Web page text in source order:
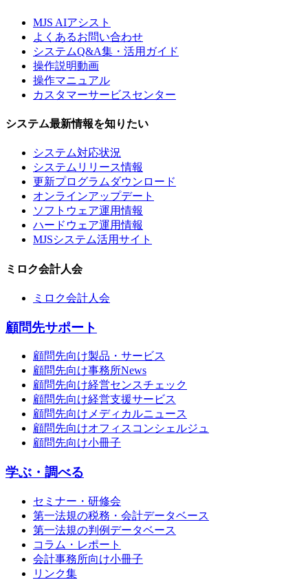
MJS AIアシスト
よくあるお問い合わせ
システムQ&A集・活用ガイド
操作説明動画
操作マニュアル
カスタマーサービスセンター
システム最新情報を知りたい
システム対応状況
システムリリース情報
更新プログラムダウンロード
オンラインアップデート
ソフトウェア運用情報
ハードウェア運用情報
MJSシステム活用サイト
ミロク会計人会
ミロク会計人会
顧問先サポート
顧問先向け製品・サービス
顧問先向け事務所News
顧問先向け経営センスチェック
顧問先向け経営支援サービス
顧問先向けメディカルニュース
顧問先向けオフィスコンシェルジュ
顧問先向け小冊子
学ぶ・調べる
セミナー・研修会
第一法規の税務・会計データベース
第一法規の判例データベース
コラム・レポート
会計事務所向け小冊子
リンク集